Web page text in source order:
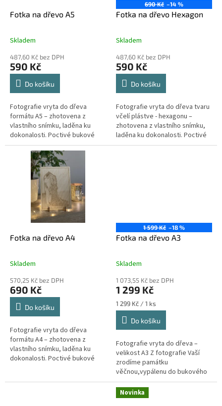
Fotka na dřevo A5
Skladem
487,60 Kč bez DPH
590 Kč
Do košíku
Fotografie vryta do dřeva
formátu A5 – zhotovena z
vlastního snímku, laděna ku
dokonalosti. Poctivé bukové
dřevo, ruční práce, eko balení.
Vhodné jako dárek či památka.
690 Kč –14 %
Fotka na dřevo Hexagon
Skladem
487,60 Kč bez DPH
590 Kč
Do košíku
Fotografie vryta do dřeva tvaru
včelí plástve - hexagonu –
zhotovena z vlastního snímku,
laděna ku dokonalosti. Poctivé
bukové dřevo, ruční práce, eko
Fotka na dřevo A4
Skladem
570,25 Kč bez DPH
690 Kč
Do košíku
Fotografie vryta do dřeva
formátu A4 – zhotovena z
vlastního snímku, laděna ku
dokonalosti. Poctivé bukové
1 599 Kč –18 %
Fotka na dřevo A3
Skladem
1 073,55 Kč bez DPH
1 299 Kč
Měrná
cena:
1 299 Kč / 1 ks
Do košíku
Fotografie vryta do dřeva –
velikost A3 Z fotografie Vaší
zrodíme památku
věčnou,vypálenu do bukového
prkna o rozměru A3 — tak
akorát, by potěšila oko i srdce.
Gravírujeme...
Novinka